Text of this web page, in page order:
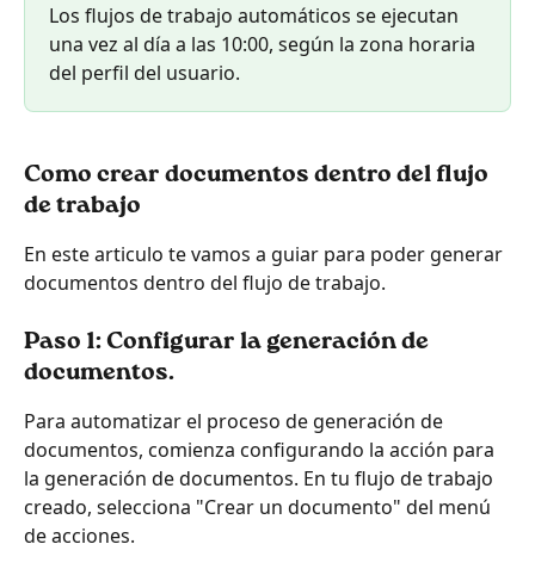
Los flujos de trabajo automáticos se ejecutan
una vez al día a las 10:00, según la zona horaria
del perfil del usuario.
Como crear documentos dentro del flujo
de trabajo
En este articulo te vamos a guiar para poder generar
documentos dentro del flujo de trabajo.
Paso 1: Configurar la generación de
documentos.
Para automatizar el proceso de generación de
documentos, comienza configurando la acción para
la generación de documentos. En tu flujo de trabajo
creado, selecciona "Crear un documento" del menú
de acciones.